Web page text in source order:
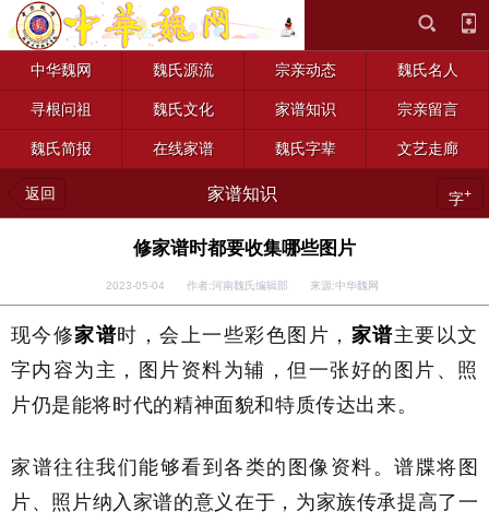
中华魏网 魏氏源流 宗亲动态 魏氏名人
寻根问祖 魏氏文化 家谱知识 宗亲留言
魏氏简报 在线家谱 魏氏字辈 文艺走廊
返回 家谱知识 字+
修家谱时都要收集哪些图片
2023-05-04 作者:河南魏氏编辑部 来源:中华魏网
现今修家谱时，会上一些彩色图片， 家谱主要以文
字内容为主，图片资料为辅，但一张好的图片、照
片仍是能将时代的精神面貌和特质传达出来。
家谱往往我们能够看到各类的图像资料。谱牒将图
片、照片纳入家谱的意义在于，为家族传承提高了一